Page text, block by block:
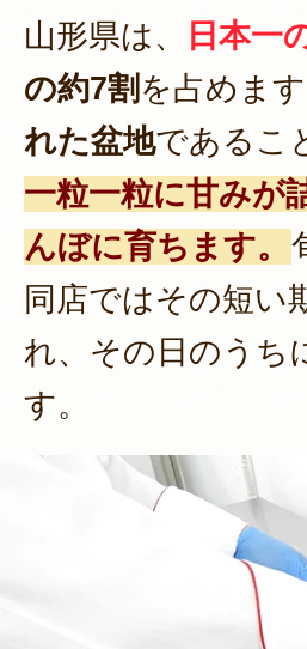
山形県は、
日本一
の約7割 を占めま
れた盆地であるこ
一粒一粒に甘みが
んぼに育ちます。
同店ではその短い
れ、その日のうち
す。